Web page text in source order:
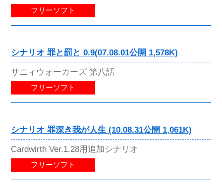
フリーソフト
シナリオ 罪と罰と 0.9(07.08.01公開 1,578K)
サニィウォーカーズ 第八話
フリーソフト
シナリオ 罪深き我が人生 (10.08.31公開 1,061K)
Cardwirth Ver.1.28用追加シナリオ
フリーソフト